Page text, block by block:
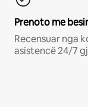
Prenoto me
Recensuar nga
asistencë 24/7